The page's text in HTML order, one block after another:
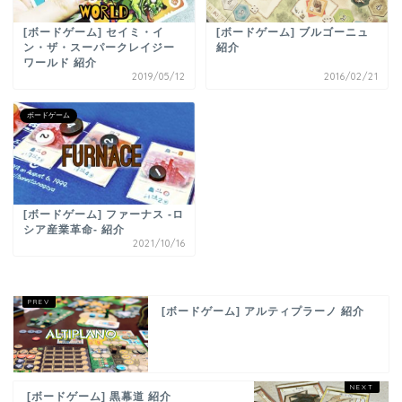
[ボードゲーム] セイミ・イ
ン・ザ・スーパークレイジー
ワールド 紹介
2019/05/12
[ボードゲーム] ブルゴーニュ
紹介
2016/02/21
ボードゲーム
[ボードゲーム] ファーナス -ロ
シア産業革命- 紹介
2021/10/16
[ボードゲーム] アルティプラーノ 紹介
[ボードゲーム] 黒幕道 紹介